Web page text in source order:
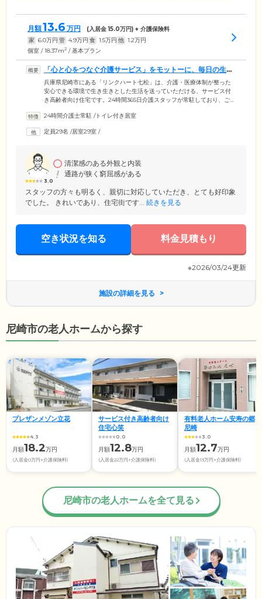
月額13.6 万円 (入居金15.0万円) + 介護保険料
家 6.0万円 管 4.9万円 食 1.5万円 他 1.2万円
個室 / 18.37m2 / 基本プラン
「心と心をつなぐ介護サービス」をモットーに、毎日の生活
をサポートします
兵庫県尼崎市にある「リンクハート七松」は、介護・医療体制が整った
安心できる環境で生き生きとした生活を送っていただける、サービス付
き高齢者向け住宅です。24時間365日介護スタッフが常駐しており、ご入
の医療機関との提携により、夜間の体調不良など、緊急時にも素早く対
お困りごとのお手伝いもお任せください。居室数29室でアットホームな
24時間介護士常駐 /トイレ付き居室
定員29名 /居室29室 /
3.0
清潔感のある外観と内装
通路が狭く窮屈感がある
スタッフの方々も明るく、親切に対応していただき、とても好印象
でした。 きれいであり、住宅街です... 続きを見る
空き状況を知る 料金見積もり
※2026/03/24更新
施設の詳細を見る
尼崎市の老人ホームから探す
プレザンメゾン立花
4.3
月額18.2万円
(入居金0万円+介護保険料)
サービス付き高齢者向け
住宅心笑
0.0
月額12.8万円
(入居金22万円+介護保険料)
有料老人ホーム安寿の郷
尼崎
3.0
月額12.7万円
(入居金13万円+介護保険料)
尼崎市の老人ホームを全て見る